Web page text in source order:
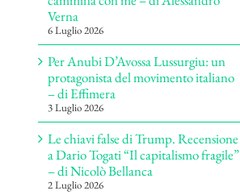
Verna
6 Luglio 2026
Per Anubi D’Avossa Lussurgiu: un
protagonista del movimento italiano
– di Effimera
3 Luglio 2026
Le chiavi false di Trump. Recensione
a Dario Togati “Il capitalismo fragile”
– di Nicolò Bellanca
2 Luglio 2026